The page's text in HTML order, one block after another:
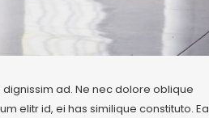
ad. Ne nec dolore oblique
elitr id, ei has similique constituto. Ea